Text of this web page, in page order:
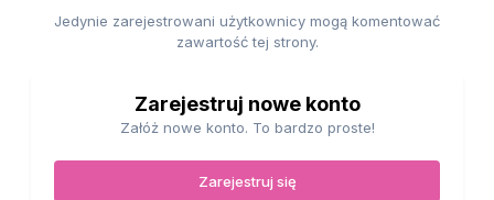
Jedynie zarejestrowani użytkownicy mogą komentować
zawartość tej strony.
Zarejestruj nowe konto
Załóż nowe konto. To bardzo proste!
Zarejestruj się